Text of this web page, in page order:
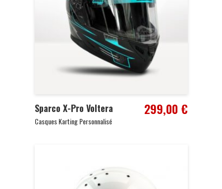
Sparco X-Pro Voltera 299,00 €
Casques Karting Personnalisé